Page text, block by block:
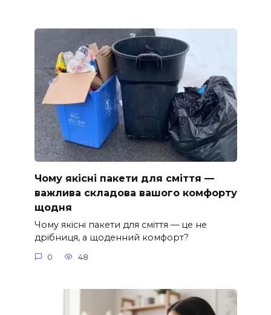
Чому якісні пакети для сміття —
важлива складова вашого комфорту
щодня
Чому якісні пакети для сміття — це не
дрібниця, а щоденний комфорт?
0 48